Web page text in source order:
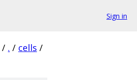
Sign in
/ . / cells /